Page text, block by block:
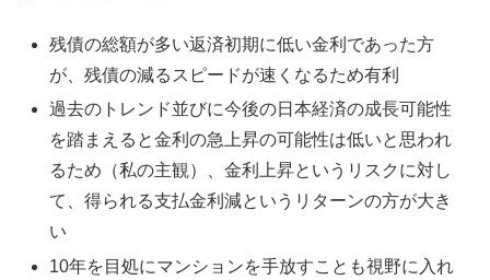
残債の総額が多い返済初期に低い金利であった方
が、残債の減るスピードが速くなるため有利
過去のトレンド並びに今後の日本経済の成長可能性
を踏まえると金利の急上昇の可能性は低いと思われ
るため（私の主観）、金利上昇というリスクに対し
て、得られる支払金利減というリターンの方が大き
い
10年を目処にマンションを手放すことも視野に入れ